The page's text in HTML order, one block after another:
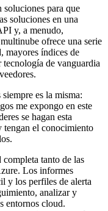
para que
soluciones en una
y, a menudo,
ofrece una serie
mayores índices de
de vanguardia
es la misma:
me expongo en este
se hagan esta
tengan el conocimiento
tanto de las
Los informes
y los perfiles de alerta
analizar y
entornos cloud.